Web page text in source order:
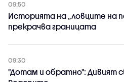
09:50
Историята на „ловците на
прекрачва границата
09:30
"Дотам и обратно": Дивият